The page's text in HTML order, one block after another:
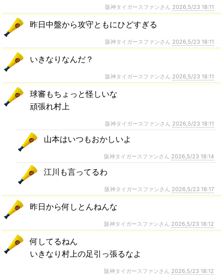
阪神タイガースファンさん 2026,5/23 18:11
昨日中盤から攻守ともにひどすぎる
阪神タイガースファンさん 2026,5/23 18:11
いきなりなんだ？
阪神タイガースファンさん 2026,5/23 18:11
球審もちょっと怪しいな
頑張れ村上
阪神タイガースファンさん 2026,5/23 18:11
山本はいつもおかしいよ
阪神タイガースファンさん 2026,5/23 18:14
江川も言ってるわ
阪神タイガースファンさん 2026,5/23 18:17
昨日から何しとんねんな
阪神タイガースファンさん 2026,5/23 18:12
何してるねん
いきなり村上の足引っ張るなよ
阪神タイガースファンさん 2026,5/23 18:12